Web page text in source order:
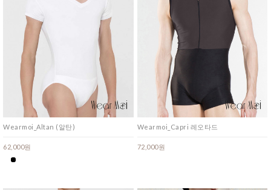
Wearmoi_Altan (알탄)
62,000원
Wearmoi_Capri 레오타드
72,000원